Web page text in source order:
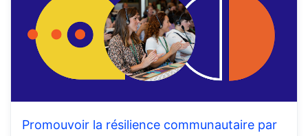
Promouvoir la résilience communautaire par